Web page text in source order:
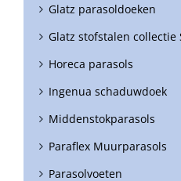
Glatz parasoldoeken
Glatz stofstalen collectie
Horeca parasols
Ingenua schaduwdoek
Middenstokparasols
Paraflex Muurparasols
Parasolvoeten